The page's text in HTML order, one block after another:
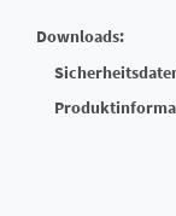
Downloads: